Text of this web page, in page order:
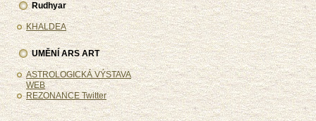
Rudhyar
KHALDEA
UMĚNÍ ARS ART
ASTROLOGICKÁ VÝSTAVA
WEB
REZONANCE Twitter